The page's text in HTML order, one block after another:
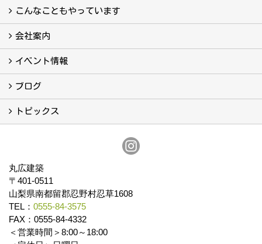
真っ直ぐの家づくり
自慢の大工たち
こだわりの自然素材
快適な家のエッセンス
注文住宅ができるまで
こんなこともやっています
こんなこともやっています
会社案内
会社案内
まるひろの人
スタッフ紹介
プライバシーポリシー
イベント情報
イベント予告
イベント報告
ブログ
ブログ
トピックス
丸広建築
〒401-0511
山梨県南都留郡忍野村忍草1608
TEL： 0555-84-3575
FAX：0555-84-4332
＜営業時間＞8:00～18:00